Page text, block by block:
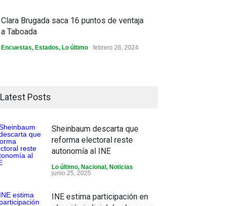
Clara Brugada saca 16 puntos de ventaja
a Taboada
Encuestas, Estados, Lo último febrero 26, 2024
Latest Posts
Sheinbaum descarta que
reforma electoral reste
autonomía al INE
Lo último, Nacional , Noticias
junio 25, 2025
INE estima participación en